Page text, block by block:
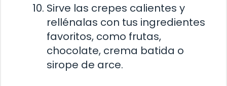
Sirve las crepes calientes y
rellénalas con tus ingredientes
favoritos, como frutas,
chocolate, crema batida o
sirope de arce.